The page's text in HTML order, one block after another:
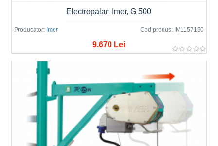
Producator: Imer Cod produs: IM1157150
Electropalan Imer, G 500
9.670 Lei